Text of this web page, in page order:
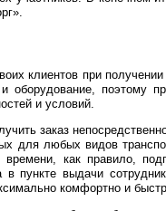
клиентов при получении
поэтому
и условий.
заказ
для любых видов
как правило,
выдачи
комфортно и